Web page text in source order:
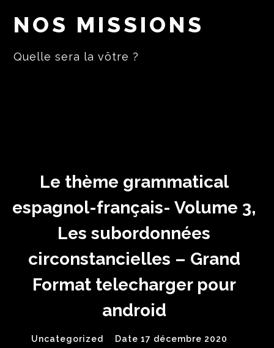
NOS MISSIONS
Quelle sera la vôtre ?
Le thème grammatical
espagnol-français- Volume 3,
Les subordonnées
circonstancielles – Grand
Format telecharger pour
android
Uncategorized
Date 17 décembre 2020